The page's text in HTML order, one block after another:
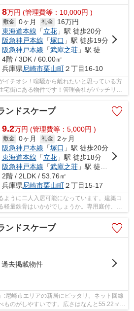
8万円 (管理費等：10,000円 )
敷金 0ヶ月 礼金
16万円
東海道本線 「立花」駅 徒歩20分
阪急神戸本線 「塚口 」駅 徒歩19分
阪急神戸本線 「武庫之荘」駅 徒歩23分
4階 / 3DK / 60.00㎡
兵庫県尼崎市栗山町２丁目16-10
イチオシ！喧騒から離れたいと思っている方
宅街にある物件です！管理会社がバッチリ巡
ンドスケープ
9.2万円 (管理費等：5,000円 )
敷金 0ヶ月 礼金 2ヶ月
阪急神戸本線 「塚口 」駅 徒歩20分
東海道本線 「立花」駅 徒歩18分
阪急神戸本線 「武庫之荘」駅 徒歩22分
2階 / 2LDK / 53.76㎡
兵庫県尼崎市栗山町２丁目15-17
ように二人入居可能になっています。建築コ
軽量鉄骨はいかがでしょうか。専用庭付、植
ンドスケープ
過去掲載物件
:尼崎市エリアの新居にピッタリ。ネット回線
ものがしやすいです。広さはなんと55.22㎡。